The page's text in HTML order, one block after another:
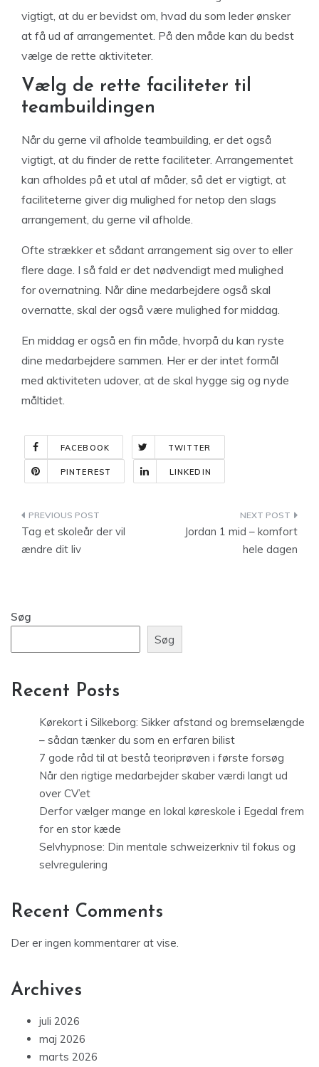
vigtigt, at du er bevidst om, hvad du som leder ønsker
at få ud af arrangementet. På den måde kan du bedst
vælge de rette aktiviteter.
Vælg de rette faciliteter til
teambuildingen
Når du gerne vil afholde teambuilding, er det også
vigtigt, at du finder de rette faciliteter. Arrangementet
kan afholdes på et utal af måder, så det er vigtigt, at
faciliteterne giver dig mulighed for netop den slags
arrangement, du gerne vil afholde.
Ofte strækker et sådant arrangement sig over to eller
flere dage. I så fald er det nødvendigt med mulighed
for overnatning. Når dine medarbejdere også skal
overnatte, skal der også være mulighed for middag.
En middag er også en fin måde, hvorpå du kan ryste
dine medarbejdere sammen. Her er der intet formål
med aktiviteten udover, at de skal hygge sig og nyde
måltidet.
FACEBOOK TWITTER
PINTEREST LINKEDIN
Indlægsnavigation
Tag et skoleår der vil
ændre dit liv
Jordan 1 mid – komfort
hele dagen
Søg
Søg
Recent Posts
Kørekort i Silkeborg: Sikker afstand og bremselængde
– sådan tænker du som en erfaren bilist
7 gode råd til at bestå teoriprøven i første forsøg
Når den rigtige medarbejder skaber værdi langt ud
over CV’et
Derfor vælger mange en lokal køreskole i Egedal frem
for en stor kæde
Selvhypnose: Din mentale schweizerkniv til fokus og
selvregulering
Recent Comments
Der er ingen kommentarer at vise.
Archives
juli 2026
maj 2026
marts 2026